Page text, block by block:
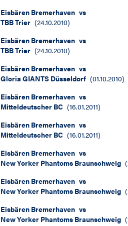
Eisbären Bremerhaven vs
TBB Trier (24.10.2010)
Eisbären Bremerhaven vs
TBB Trier (24.10.2010)
Eisbären Bremerhaven vs
Gloria GIANTS Düsseldorf (01.10.2010)
Eisbären Bremerhaven vs
Mitteldeutscher BC (16.01.2011)
Eisbären Bremerhaven vs
Mitteldeutscher BC (16.01.2011)
Eisbären Bremerhaven vs
New Yorker Phantoms Braunschweig (
Eisbären Bremerhaven vs
New Yorker Phantoms Braunschweig (
Eisbären Bremerhaven vs
New Yorker Phantoms Braunschweig (